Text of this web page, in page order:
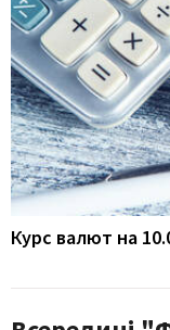
Курс валют на